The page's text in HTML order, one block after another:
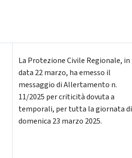
La Protezione Civile Regionale, in
data 22 marzo, ha emesso il
messaggio di Allertamento n.
11/2025 per criticità dovuta a
temporali, per tutta la giornata di
domenica 23 marzo 2025.